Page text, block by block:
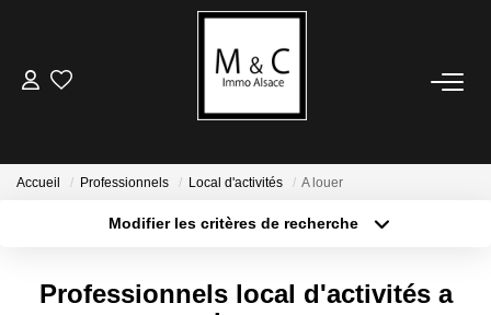
ACHETER
LOUER
Avis De Valeur
Accueil Professionnels Local d'activités A louer
Modifier les critères de recherche
Type de bien
Professionnels local d'activités a